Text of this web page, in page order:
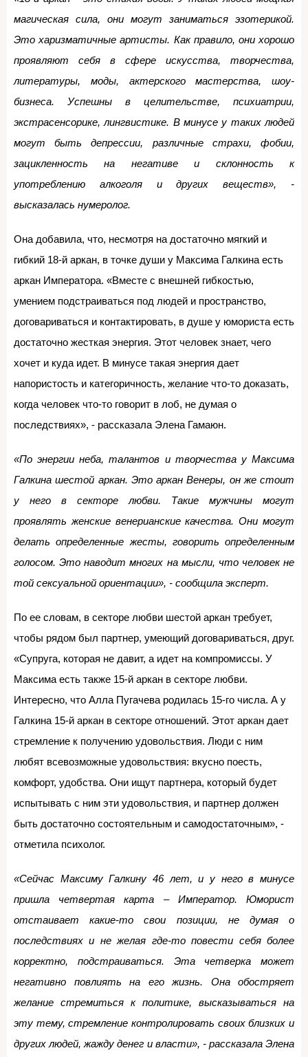
магическая сила, они могут заниматься эзотерикой.
Это харизматичные артисты. Как правило, они хорошо
проявляют себя в сфере искусства, творчества,
литературы, моды, актерского мастерства, шоу-
бизнеса. Успешны в целительстве, психиатрии,
экстрасенсорике, лингвистике. В минусе у таких людей
могут быть депрессии, различные страхи, фобии,
зацикленность на негативе и склонность к
употреблению алкоголя и других веществ», -
высказалась нумеролог.
Она добавила, что, несмотря на достаточно мягкий и
гибкий 18-й аркан, в точке души у Максима Галкина есть
аркан Императора. «Вместе с внешней гибкостью,
умением подстраиваться под людей и пространство,
договариваться и контактировать, в душе у юмориста есть
достаточно жесткая энергия. Этот человек знает, чего
хочет и куда идет. В минусе такая энергия дает
напористость и категоричность, желание что-то доказать,
когда человек что-то говорит в лоб, не думая о
последствиях», - рассказала Элена Гамаюн.
«По энергии неба, талантов и творчества у Максима
Галкина шестой аркан. Это аркан Венеры, он же стоит
у него в секторе любви. Такие мужчины могут
проявлять женские венерианские качества. Они могут
делать определенные жесты, говорить определенным
голосом. Это наводит многих на мысли, что человек не
той сексуальной ориентации», - сообщила эксперт.
По ее словам, в секторе любви шестой аркан требует,
чтобы рядом был партнер, умеющий договариваться, друг.
«Супруга, которая не давит, а идет на компромиссы. У
Максима есть также 15-й аркан в секторе любви.
Интересно, что Алла Пугачева родилась 15-го числа. А у
Галкина 15-й аркан в секторе отношений. Этот аркан дает
стремление к получению удовольствия. Люди с ним
любят всевозможные удовольствия: вкусно поесть,
комфорт, удобства. Они ищут партнера, который будет
испытывать с ним эти удовольствия, и партнер должен
быть достаточно состоятельным и самодостаточным», -
отметила психолог.
«Сейчас Максиму Галкину 46 лет, и у него в минусе
пришла четвертая карта – Император. Юморист
отстаивает какие-то свои позиции, не думая о
последствиях и не желая где-то повести себя более
корректно, подстраиваться. Эта четверка может
негативно повлиять на его жизнь. Она обостряет
желание стремиться к политике, высказываться на
эту тему, стремление контролировать своих близких и
других людей, жажду денег и власти», - рассказала Элена